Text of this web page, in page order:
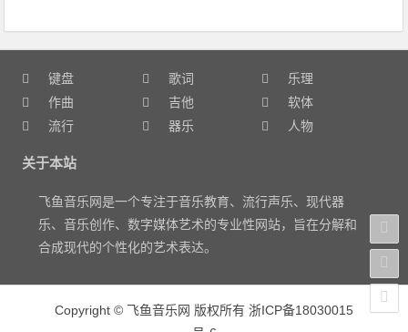
键盘 歌词
乐理
作曲
吉他
软体
流行
器乐 人物
关于本站
飞鱼音乐网是一个专注于音乐教育、流行声乐、现代器
乐、音乐创作、数字媒体艺术的专业性网站，旨在分解和
合成现代的个性化的艺术表达。
Copyright © 飞鱼音乐网 版权所有 浙ICP备18030015